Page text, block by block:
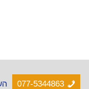
077-5344863